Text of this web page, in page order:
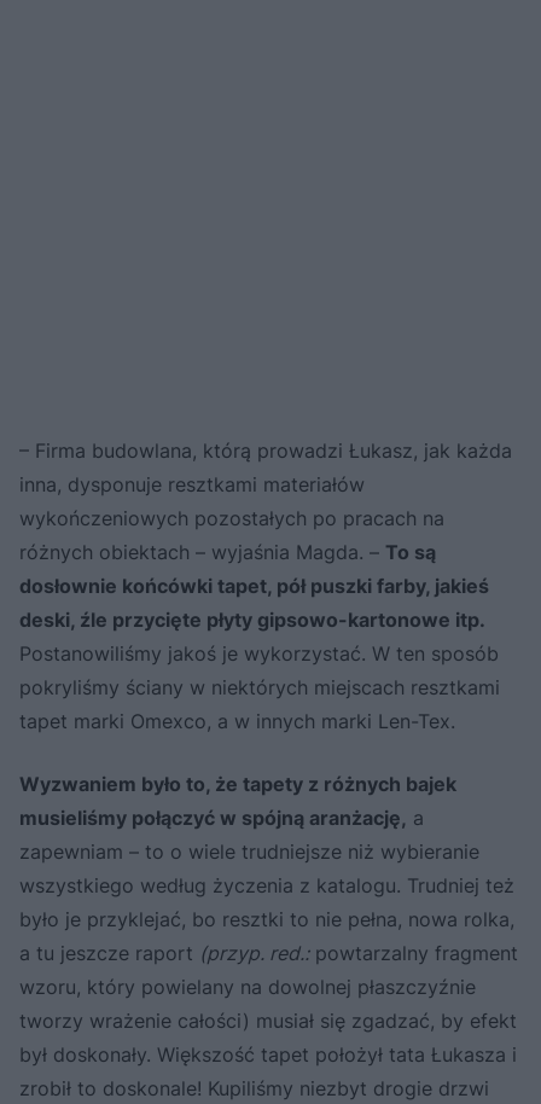
– Firma budowlana, którą prowadzi Łukasz, jak każda
inna, dysponuje resztkami materiałów
wykończeniowych pozostałych po pracach na
różnych obiektach – wyjaśnia Magda. – To są
dosłownie końcówki tapet, pół puszki farby, jakieś
deski, źle przycięte płyty gipsowo-kartonowe itp.
Postanowiliśmy jakoś je wykorzystać. W ten sposób
pokryliśmy ściany w niektórych miejscach resztkami
tapet marki Omexco, a w innych marki Len-Tex.
Wyzwaniem było to, że tapety z różnych bajek
musieliśmy połączyć w spójną aranżację, a
zapewniam – to o wiele trudniejsze niż wybieranie
wszystkiego według życzenia z katalogu. Trudniej też
było je przyklejać, bo resztki to nie pełna, nowa rolka,
a tu jeszcze raport (przyp. red.:powtarzalny fragment
wzoru, który powielany na dowolnej płaszczyźnie
tworzy wrażenie całości) musiał się zgadzać, by efekt
był doskonały. Większość tapet położył tata Łukasza i
zrobił to doskonale! Kupiliśmy niezbyt drogie drzwi